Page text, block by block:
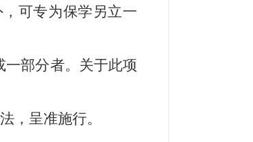
可专为保学另立一
一部分者。关于此项
，呈准施行。